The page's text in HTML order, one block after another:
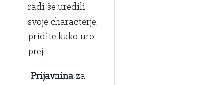
radi še uredili
svoje characterje,
pridite kako uro
prej.
Prijavnina za